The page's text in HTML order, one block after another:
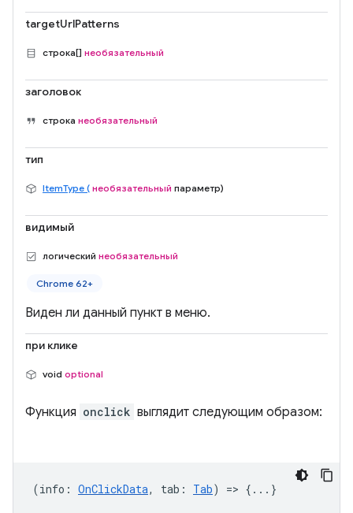
targetUrlPatterns
строка[] необязательный
заголовок
строка необязательный
тип
ItemType ( необязательный параметр)
видимый
логический необязательный
Chrome 62+
Виден ли данный пункт в меню.
при клике
void optional
Функция onclick выглядит следующим образом:
(info : OnClickData, tab : Tab) => {...}